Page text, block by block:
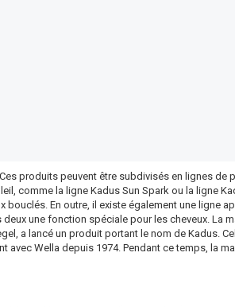
produits peuvent être subdivisés en lignes de
comme la ligne Kadus Sun Spark ou la ligne
En outre, il existe également une ligne
une fonction spéciale pour les cheveux. La
a lancé un produit portant le nom de Kadus.
Wella depuis 1974. Pendant ce temps, la